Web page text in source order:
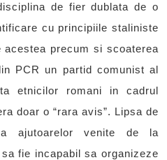
de fier dublata de o
cu principiile staliniste
precum si scoaterea
PCR un partid comunist al
etnicilor romani in cadrul
doar o “rara avis”. Lipsa de
ajutoarelor venite de la
fie incapabil sa organizeze